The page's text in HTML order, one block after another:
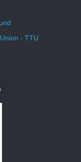
- TTU